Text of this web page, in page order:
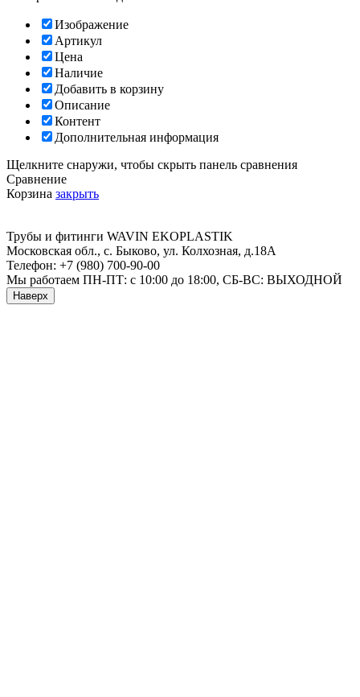
Изображение
Артикул
Цена
Наличие
Добавить в корзину
Описание
Контент
Дополнительная информация
Щелкните снаружи, чтобы скрыть панель сравнения
Сравнение
Корзина закрыть
Трубы и фитинги WAVIN EKOPLASTIK
Московская обл., с. Быково, ул. Колхозная, д.18А
Телефон: +7 (980) 700-90-00
Мы работаем ПН-ПТ: с 10:00 до 18:00, СБ-ВС: ВЫХОДНОЙ
Наверх